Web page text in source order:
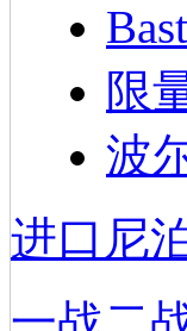
限
波
进口尼